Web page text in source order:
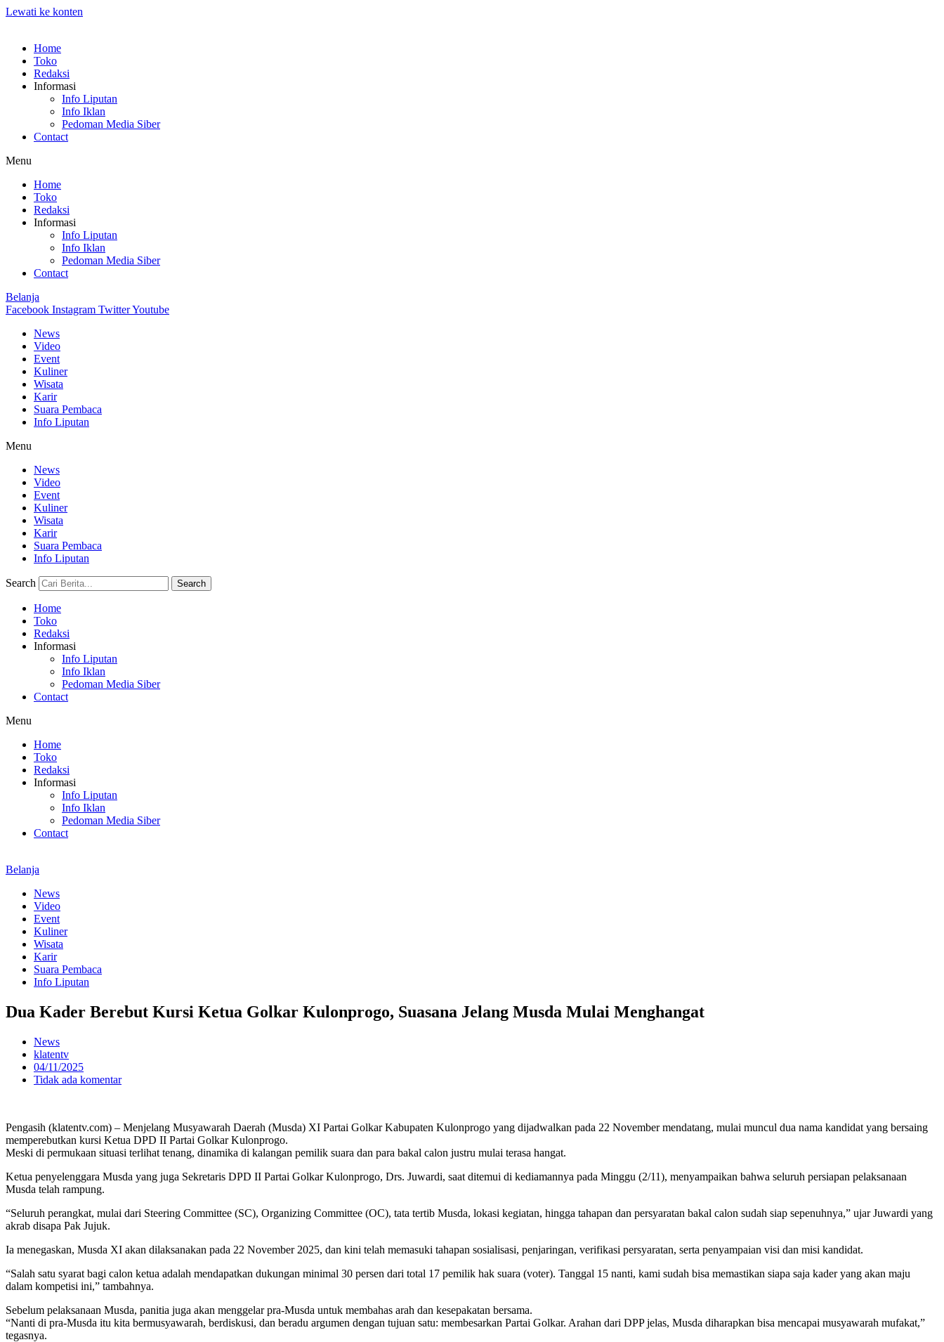
Lewati ke konten
Home
Toko
Redaksi
Informasi
Info Liputan
Info Iklan
Pedoman Media Siber
Contact
Menu
Home
Toko
Redaksi
Informasi
Info Liputan
Info Iklan
Pedoman Media Siber
Contact
Belanja
Facebook Instagram TwitterYoutube
News
Video
Event
Kuliner
Wisata
Karir
Suara Pembaca
Info Liputan
Menu
News
Video
Event
Kuliner
Wisata
Karir
Suara Pembaca
Info Liputan
Search Search
Home
Toko
Redaksi
Informasi
Info Liputan
Info Iklan
Pedoman Media Siber
Contact
Menu
Home
Toko
Redaksi
Informasi
Info Liputan
Info Iklan
Pedoman Media Siber
Contact
Belanja
News
Video
Event
Kuliner
Wisata
Karir
Suara Pembaca
Info Liputan
Dua Kader Berebut Kursi Ketua Golkar Kulonprogo, Suasana Jelang Musda Mulai Menghangat
News
klatentv
04/11/2025
Tidak ada komentar
Pengasih (klatentv.com) – Menjelang Musyawarah Daerah (Musda) XI Partai Golkar Kabupaten Kulonprogo yang dijadwalkan pada 22 November mendatang, mulai muncul dua nama kandidat yang bersaing
memperebutkan kursi Ketua DPD II Partai Golkar Kulonprogo.
Meski di permukaan situasi terlihat tenang, dinamika di kalangan pemilik suara dan para bakal calon justru mulai terasa hangat.
Ketua penyelenggara Musda yang juga Sekretaris DPD II Partai Golkar Kulonprogo, Drs. Juwardi, saat ditemui di kediamannya pada Minggu (2/11), menyampaikan bahwa seluruh persiapan pelaksanaan
Musda telah rampung.
“Seluruh perangkat, mulai dari Steering Committee (SC), Organizing Committee (OC), tata tertib Musda, lokasi kegiatan, hingga tahapan dan persyaratan bakal calon sudah siap sepenuhnya,” ujar Juwardi yang
akrab disapa Pak Jujuk.
Ia menegaskan, Musda XI akan dilaksanakan pada 22 November 2025, dan kini telah memasuki tahapan sosialisasi, penjaringan, verifikasi persyaratan, serta penyampaian visi dan misi kandidat.
“Salah satu syarat bagi calon ketua adalah mendapatkan dukungan minimal 30 persen dari total 17 pemilik hak suara (voter). Tanggal 15 nanti, kami sudah bisa memastikan siapa saja kader yang akan maju
dalam kompetisi ini,” tambahnya.
Sebelum pelaksanaan Musda, panitia juga akan menggelar pra-Musda untuk membahas arah dan kesepakatan bersama.
“Nanti di pra-Musda itu kita bermusyawarah, berdiskusi, dan beradu argumen dengan tujuan satu: membesarkan Partai Golkar. Arahan dari DPP jelas, Musda diharapkan bisa mencapai musyawarah mufakat,”
tegasnya.